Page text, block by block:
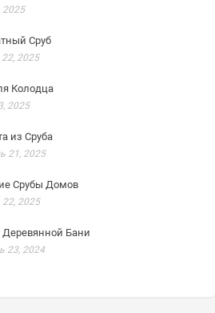
2025
Сруб
2025
Колодца
2025
из Сруба
21, 2025
Срубы Домов
2025
Деревянной Бани
23, 2024